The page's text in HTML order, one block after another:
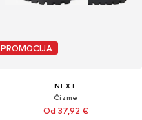
PROMOCIJA
NEXT
Čizme
Od 37,92 €